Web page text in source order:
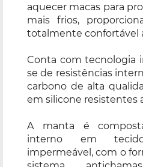
aquecer macas para
mais frios,
totalmente confortável
Conta com tecnologia
se de resistências
carbono de alta
em silicone resistentes
A manta é
interno em
impermeável, com o